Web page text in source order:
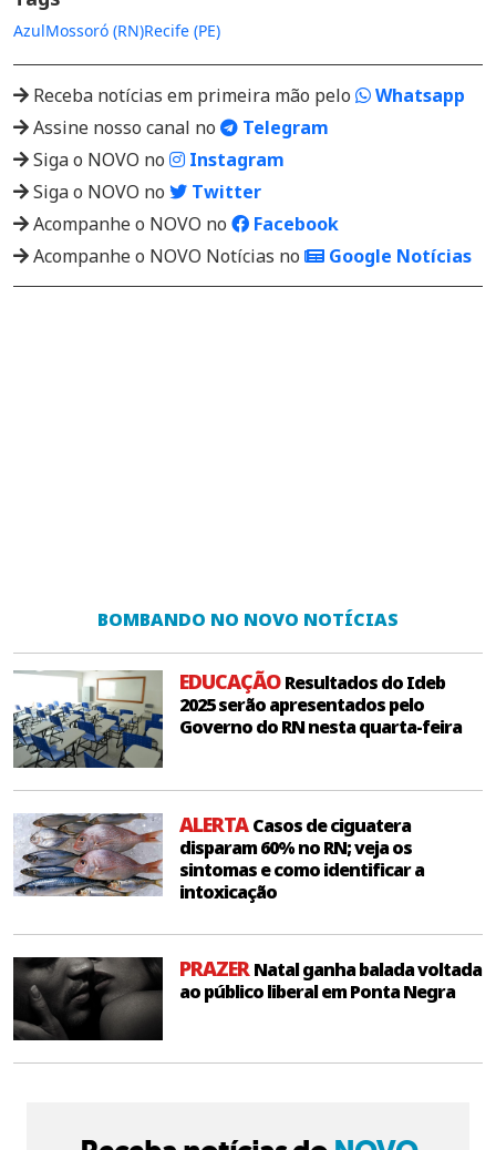
AzulMossoró (RN)Recife (PE)
Receba notícias em primeira mão pelo
Whatsapp
Assine nosso canal no
Telegram
Siga o NOVO no
Instagram
Siga o NOVO no
Twitter
Acompanhe o NOVO no
Facebook
Acompanhe o NOVO Notícias no
Google Notícias
BOMBANDO NO NOVO NOTÍCIAS
EDUCAÇÃOResultados do Ideb
2025 serão apresentados pelo
Governo do RN nesta quarta-feira
ALERTACasos de ciguatera
disparam 60% no RN; veja os
sintomas e como identificar a
intoxicação
PRAZER Natal ganha balada voltada
ao público liberal em Ponta Negra